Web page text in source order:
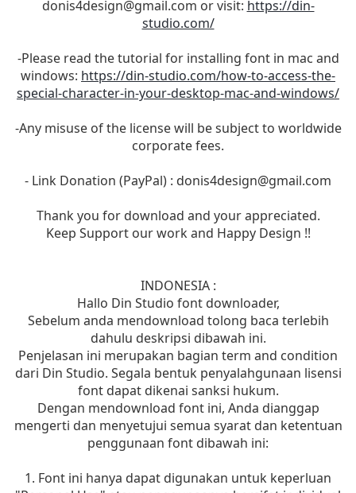
donis4design@gmail.com or visit: https://din-
studio.com/
-Please read the tutorial for installing font in mac and
windows: https://din-studio.com/how-to-access-the-
special-character-in-your-desktop-mac-and-windows/
-Any misuse of the license will be subject to worldwide
corporate fees.
- Link Donation (PayPal) : donis4design@gmail.com
Thank you for download and your appreciated.
Keep Support our work and Happy Design !!
INDONESIA :
Hallo Din Studio font downloader,
Sebelum anda mendownload tolong baca terlebih
dahulu deskripsi dibawah ini.
Penjelasan ini merupakan bagian term and condition
dari Din Studio. Segala bentuk penyalahgunaan lisensi
font dapat dikenai sanksi hukum.
Dengan mendownload font ini, Anda dianggap
mengerti dan menyetujui semua syarat dan ketentuan
penggunaan font dibawah ini:
1. Font ini hanya dapat digunakan untuk keperluan